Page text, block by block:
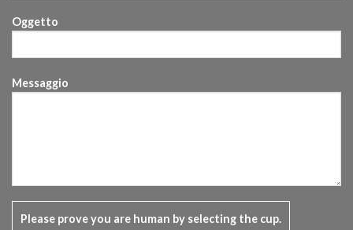
Oggetto
Messaggio
Please prove you are human by selecting the cup.